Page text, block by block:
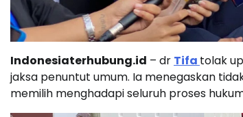
Indonesiaterhubung.id – dr Tifa tolak
jaksa penuntut umum. Ia menegaskan
memilih menghadapi seluruh proses